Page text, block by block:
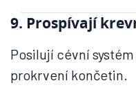
9. Prospívají
Posilují cévní
prokrvení končetin.